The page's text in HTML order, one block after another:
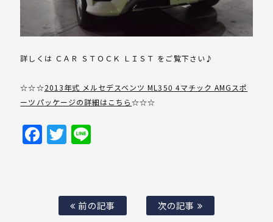
詳しくは ＣＡＲ ＳＴＯＣＫ ＬＩＳＴ をご覧下さい♪
☆☆☆2013年式 メルセデスベンツ ML350 4マチック AMGスポ
ーツパッケージの詳細はこちら☆☆☆
Facebook
Twitter
前の記事 次の記事